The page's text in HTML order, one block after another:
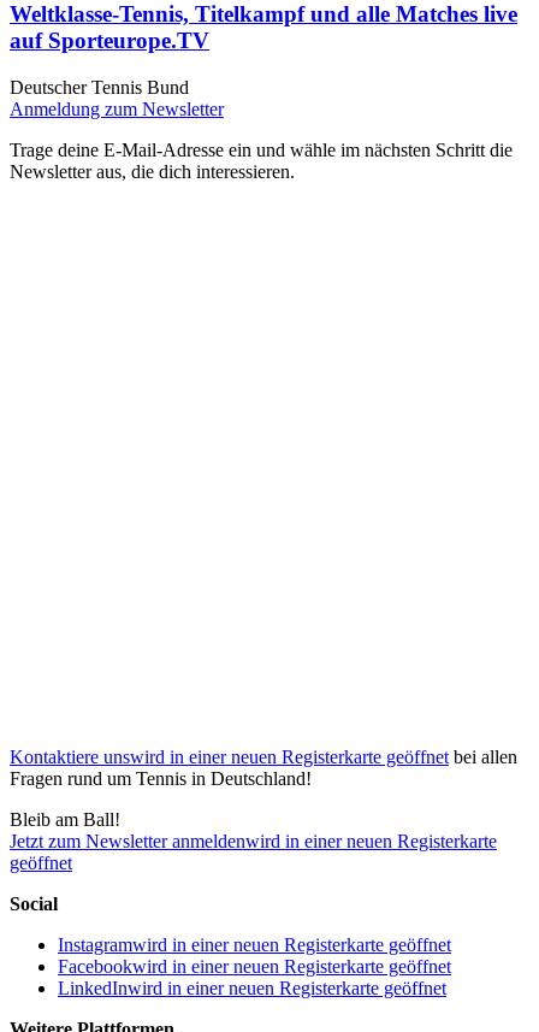
Weltklasse-Tennis, Titelkampf und alle Matches live
auf Sporteurope.TV
Deutscher Tennis Bund
Anmeldung zum Newsletter
Trage deine E-Mail-Adresse ein und wähle im nächsten Schritt die
Newsletter aus, die dich interessieren.
Kontaktiere unswird in einer neuen Registerkarte geöffnet bei allen
Fragen rund um Tennis in Deutschland!
Bleib am Ball!
Jetzt zum Newsletter anmeldenwird in einer neuen Registerkarte
geöffnet
Social
Instagramwird in einer neuen Registerkarte geöffnet
Facebookwird in einer neuen Registerkarte geöffnet
LinkedInwird in einer neuen Registerkarte geöffnet